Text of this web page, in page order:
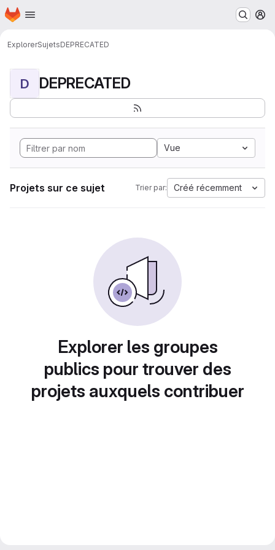
Passer au contenu principal
Page d'accueil
ExplorerSujetsDEPRECATED
D DEPRECATED
Vue
Projets sur ce sujet Trier par: Créé récemment
Explorer les groupes
publics pour trouver des
projets auxquels contribuer